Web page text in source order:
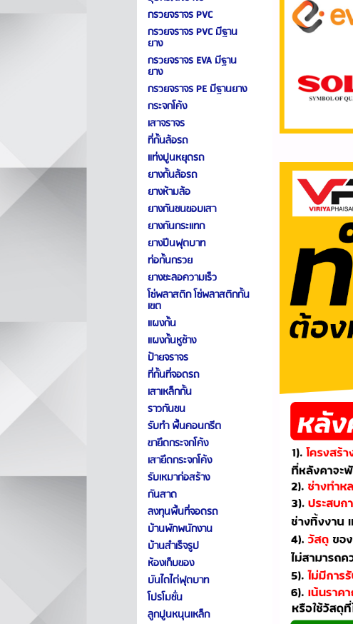
กรวยจราจร PVC
กรวยจราจร PVC มีฐาน
ยาง
กรวยจราจร EVA มีฐาน
ยาง
กรวยจราจร PE มีฐานยาง
กระจกโค้ง
เสาจราจร
ที่กั้นล้อรถ
แท่งปูนหยุดรถ
ยางกั้นล้อรถ
ยางห้ามล้อ
ยางกันชนขอบเสา
ยางกันกระแทก
ยางปีนฟุตบาท
ท่อกั้นกรวย
ยางชะลอความเร็ว
โซ่พลาสติก โซ่พลาสติกกั้น
เขต
แผงกั้น
แผงกั้นหูช้าง
ป้ายจราจร
ที่กั้นที่จอดรถ
เสาเหล็กกั้น
ราวกันชน
รับทำ พื้นคอนกรีต
ขายึดกระจกโค้ง
เสายึดกระจกโค้ง
รับเหมาก่อสร้าง
กันสาด
ลงทุนพื้นที่จอดรถ
บ้านพักพนักงาน
บ้านสำเร็จรูป
ห้องเก็บของ
บันไดไต่ฟุตบาท
โปรโมชั่น
ลูกปูนหนุนเหล็ก